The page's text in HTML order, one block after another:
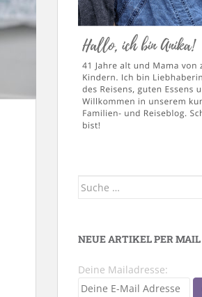
Suche
NEUE ARTIKEL PER MAIL
Deine Mailadresse: